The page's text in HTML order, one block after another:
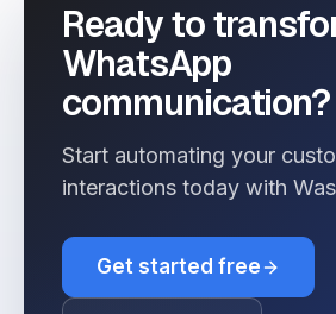
Ready to
WhatsApp
communication?
Start automating your
interactions today with
Get started free